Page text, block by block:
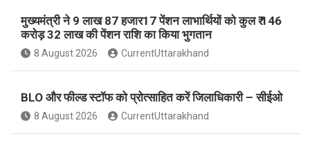
मुख्यमंत्री ने 9 लाख 87 हजार17 पेंशन लाभार्थियों को कुल ₹ 146
करोड़ 32 लाख की पेंशन राशि का किया भुगतान
8 August 2026 CurrentUttarakhand
BLO और फील्ड स्टॉफ को प्रोत्साहित करें जिलाधिकारी – सीईओ
8 August 2026 CurrentUttarakhand